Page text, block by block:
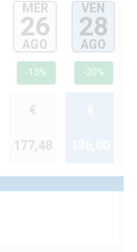
MER
26
AGO
VEN
28
AGO
-13% -20%
€
177,48